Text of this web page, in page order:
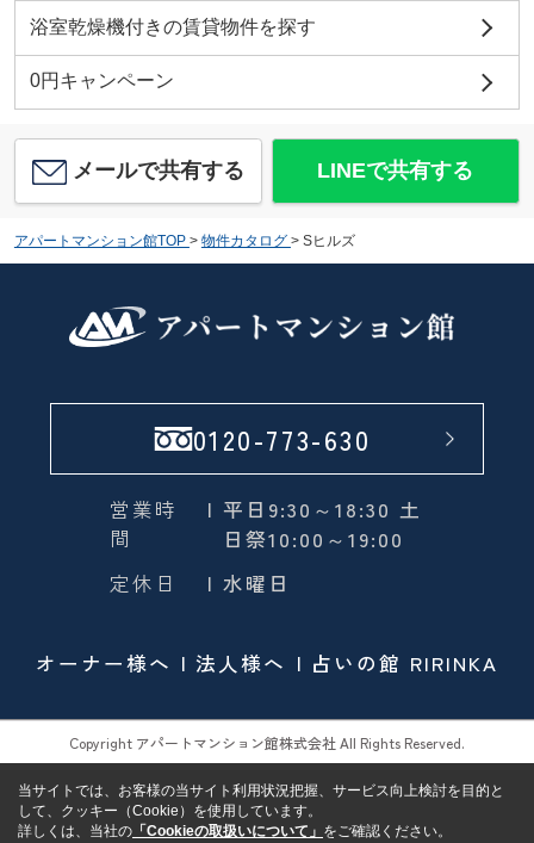
浴室乾燥機付きの賃貸物件を探す
0円キャンペーン
メールで共有する LINEで共有する
アパートマンション館TOP > 物件カタログ > Sヒルズ
0120-773-630
営業時
間
| 平日9:30～18:30 土
日祭10:00～19:00
定休日
| 水曜日
オーナー様へ 法人様へ 占いの館 RIRINKA
Copyright アパートマンション館株式会社 All Rights Reserved.
当サイトでは、お客様の当サイト利用状況把握、サービス向上検討を目的と
して、クッキー（Cookie）を使用しています。
詳しくは、当社の 「Cookieの取扱いについて」 をご確認ください。